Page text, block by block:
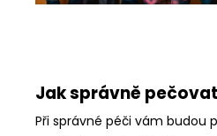
Jak správně
Při správné péči vám budou